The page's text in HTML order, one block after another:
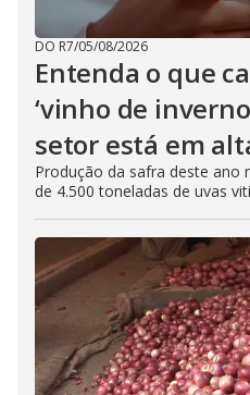
DO R7/05/08/2026
Entenda o que
‘vinho de
setor está em
Produção da safra deste ano
de 4.500 toneladas de uvas